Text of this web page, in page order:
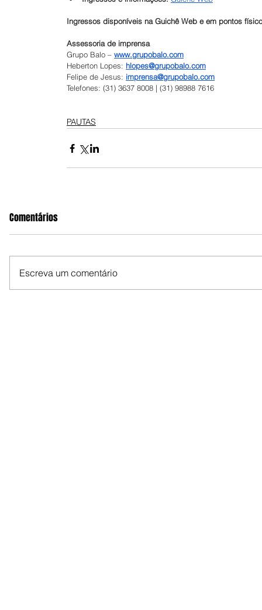
Ingressos disponíveis na Guichê Web e em pontos
Assessoria de imprensa
Grupo Balo – www.grupobalo.com
Heberton Lopes: hlopes@grupobalo.com
Felipe de Jesus: imprensa@grupobalo.com
Telefones: (31) 3637 8008 | (31) 98988 7616
PAUTAS
Comentários
Escreva um comentário